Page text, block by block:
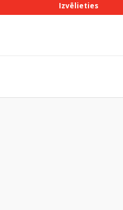
Izvēlieties